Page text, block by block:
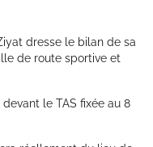
dresse le bilan de sa
de route sportive et
devant le TAS fixée au 8